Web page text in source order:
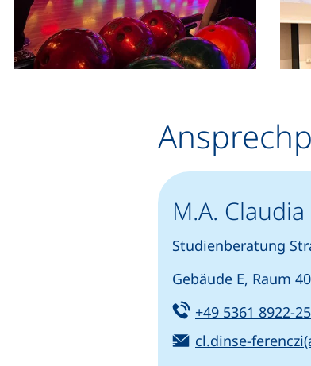
M.A.
Studienberatung
Gebäude E, Raum
Tel:
+49 5361 8922-
E-Mail:
cl.dinse-